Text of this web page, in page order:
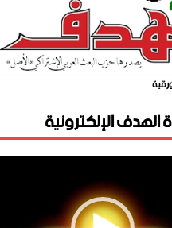
الهدف الإلكترونية